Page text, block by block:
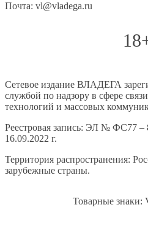
Почта: vl@vladega.ru
Сетевое издание ВЛАДЕГА
службой по надзору в сфере
технологий и массовых
Реестровая запись: ЭЛ № ФС77 –
16.09.2022 г.
Территория распространения:
зарубежные страны.
Товарные